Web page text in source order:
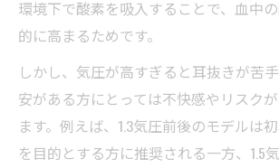
環境下で酸素を吸入することで、血中
的に高まるためです。
しかし、気圧が高すぎると耳抜きが苦
安がある方にとっては不快感やリスク
ます。例えば、1.3気圧前後のモデルは
を目的とする方に推奨される一方、1.5